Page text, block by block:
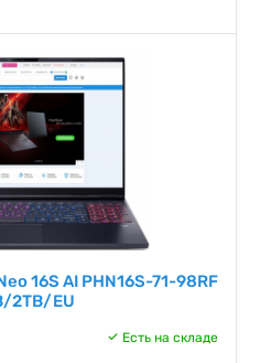
16S AI PHN16S-71-98RF
2TB/EU
Есть на складе